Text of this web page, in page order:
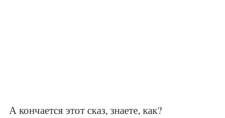
А кончается этот сказ, знаете, как?